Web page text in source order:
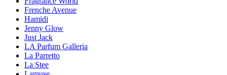
Frenche Avenue
Hamidi
Jenny Glow
Just Jack
LA Parfum Galleria
La Parretto
La Stee